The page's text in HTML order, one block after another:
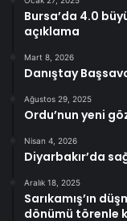
Bursa’da 4.0
açıklama
Mart 8, 2026
Danıştay
Ağustos 29, 2025
Ordu’nun yeni
Nisan 4, 2026
Diyarbakır’da
Aralık 18, 2025
Sarıkamış’ın
dönümü törenle